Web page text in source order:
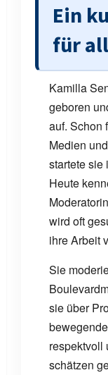
Ein
für
Kamilla
geboren
auf. Schon
Medien
startete sie
Heute
wird oft
ihre Arbeit
Sie
sie über
respektvoll
schätzen